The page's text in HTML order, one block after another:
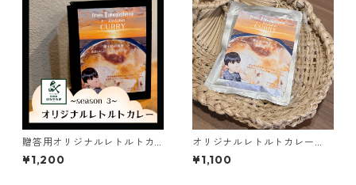
贈答用オリジナルレトルトカ
レー【焼きカレーの素】180g
単品 お取り寄せカレー
¥1,200
オリジナルレトルトカレー
【焼きカレーの素】180g単
品 お取り寄せカレー
¥1,100